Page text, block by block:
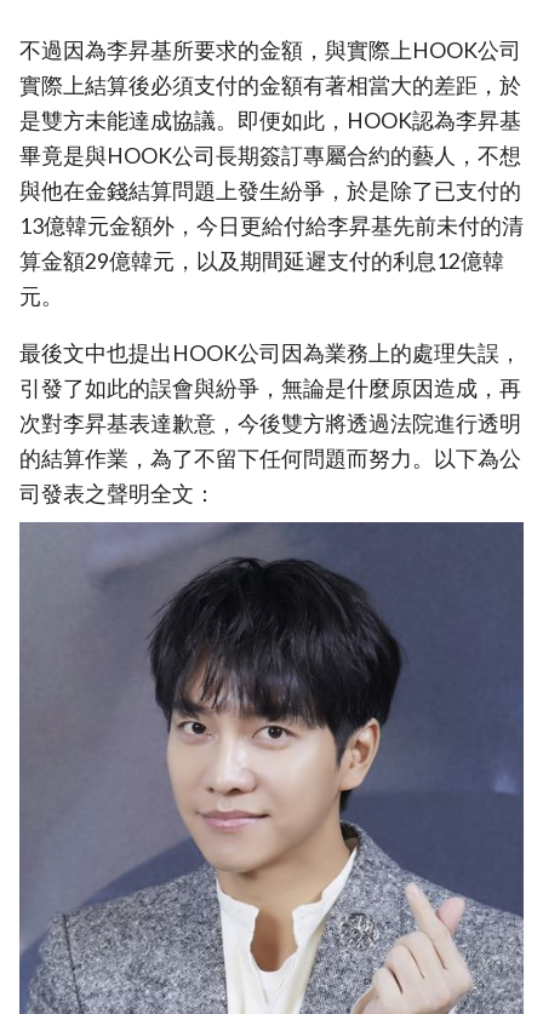
不過因為李昇基所要求的金額，與實際上HOOK公司
實際上結算後必須支付的金額有著相當大的差距，於
是雙方未能達成協議。即便如此，HOOK認為李昇基
畢竟是與HOOK公司長期簽訂專屬合約的藝人，不想
與他在金錢結算問題上發生紛爭，於是除了已支付的
13億韓元金額外，今日更給付給李昇基先前未付的清
算金額29億韓元，以及期間延遲支付的利息12億韓
元。
最後文中也提出HOOK公司因為業務上的處理失誤，
引發了如此的誤會與紛爭，無論是什麼原因造成，再
次對李昇基表達歉意，今後雙方將透過法院進行透明
的結算作業，為了不留下任何問題而努力。以下為公
司發表之聲明全文：